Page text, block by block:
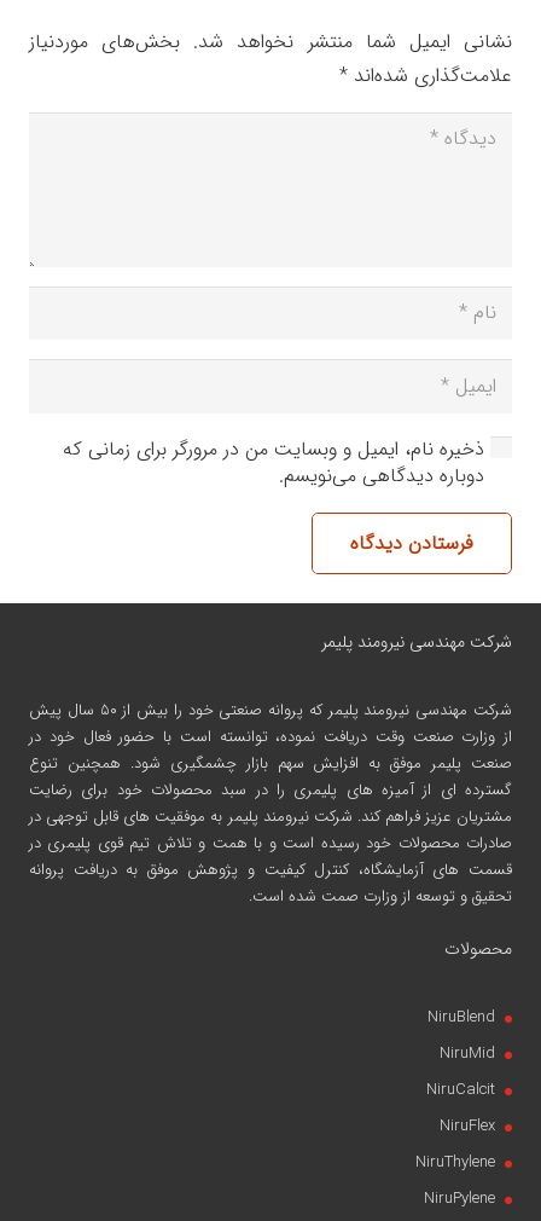
نشانی ایمیل شما منتشر نخواهد شد. بخش‌های موردنیاز
علامت‌گذاری شده‌اند *
ذخیره نام، ایمیل و وبسایت من در مرورگر برای زمانی که
دوباره دیدگاهی می‌نویسم.
فرستادن دیدگاه
شرکت مهندسی نیرومند پلیمر
شرکت مهندسی نیرومند پلیمر
که پروانه صنعتی خود را بیش از ۵۰ سال پیش
از وزارت صنعت وقت دریافت نموده، توانسته است با حضور فعال خود در
صنعت پلیمر موفق به افزایش سهم بازار چشمگیری شود. همچنین تنوع
گسترده ای از آمیزه های پلیمری را در سبد محصولات خود برای رضایت
مشتریان عزیز فراهم کند. شرکت نیرومند پلیمر به موفقیت های قابل توجهی در
صادرات محصولات خود رسیده است و با همت و تلاش تیم قوی پلیمری در
قسمت های آزمایشگاه، کنترل کیفیت و پژوهش موفق به دریافت پروانه
تحقیق و توسعه از وزارت صمت شده است.
محصولات
NiruBlend
NiruMid
NiruCalcit
NiruFlex
NiruThylene
NiruPylene